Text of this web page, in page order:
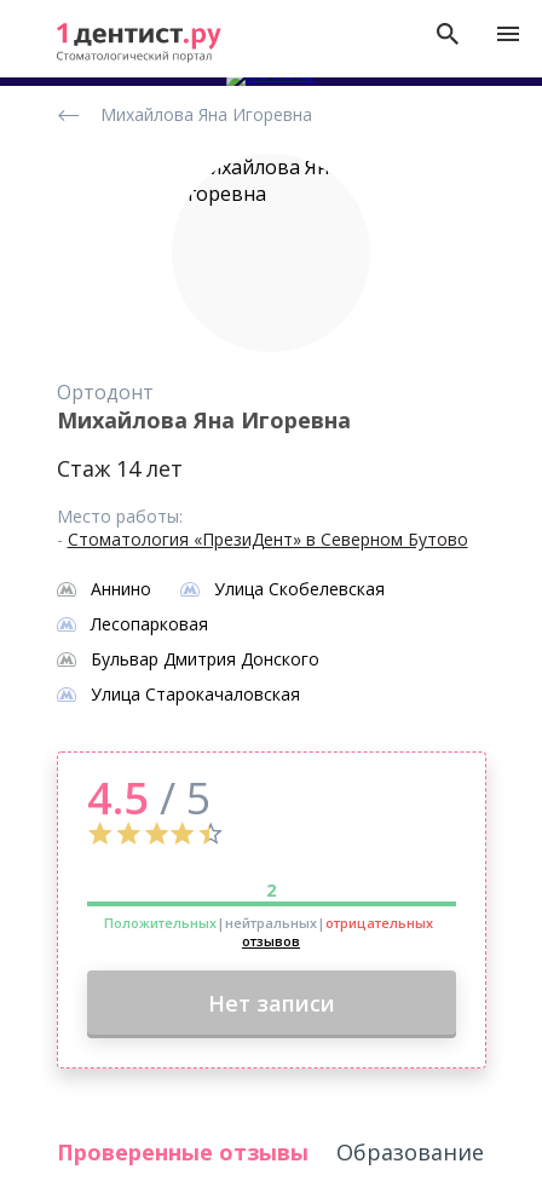
стоматологов
Михайлова Яна Игоревна
Ортодонт
Михайлова Яна Игоревна
Стаж 14 лет
Место работы:
- Стоматология «ПрезиДент» в Северном Бутово
Аннино
Улица Скобелевская
Лесопарковая
Бульвар Дмитрия Донского
Улица Старокачаловская
4.5 / 5
2
Положительных|нейтральных| отрицательных
отзывов
Нет записи
Проверенные отзывы Образование